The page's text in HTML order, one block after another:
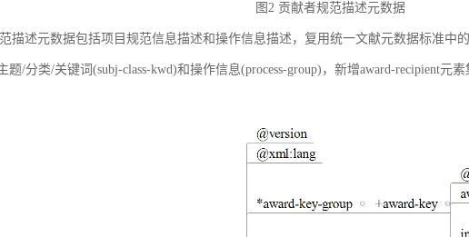
图2 贡献者规范描述元数据
描述元数据包括项目规范信息描述和操作信息描述，复用统一文献元数据标准中
题/分类/关键词(subj-class-kwd)和操作信息(process-group)，新增award-recipient元